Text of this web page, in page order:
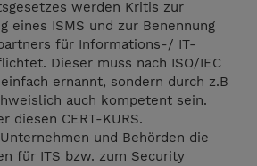
werden Kritis zur
eines ISMS und zur Benennung
für Informations-/ IT-
Dieser muss nach ISO/IEC
ernannt, sondern durch z.B
auch kompetent sein.
diesen CERT-KURS.
und Behörden die
für ITS bzw. zum Security